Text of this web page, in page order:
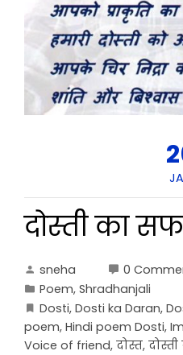
दोस्ती का
sneha
0
Poem, Shradhanjali
Dosti, Dosti ka Daran,
poem, Hindi poem Dosti,
Voice of friend, दोस्त,